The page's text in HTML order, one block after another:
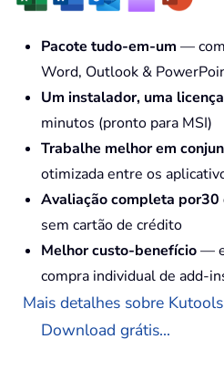
Pacote tudo-em-um —
Word, Outlook &
Um instalador, uma licença
minutos (pronto para MSI)
Trabalhe melhor em
otimizada entre os
Avaliação completa por30
sem cartão de crédito
Melhor custo-benefício—
compra individual de add-
Mais detalhes sobre
Download grátis...